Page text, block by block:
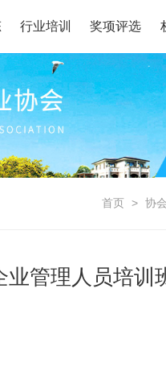
行业培训 奖项评选
首页 > 协
业管理人员培训